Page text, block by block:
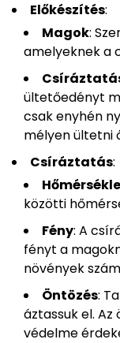
Előkészítés:
Magok:
amelyeknek a
ültetőedényt
csak enyhén
mélyen ültetni
Csíráztatás:
közötti
Fény: A
fényt a
növények
Öntözés:
áztassuk el.
védelme